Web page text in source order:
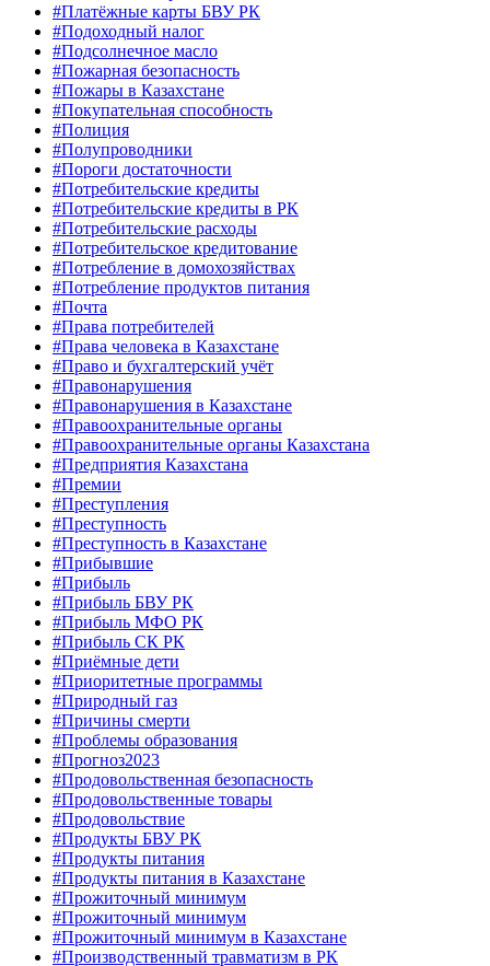
#Платёжные карты БВУ РК
#Подоходный налог
#Подсолнечное масло
#Пожарная безопасность
#Пожары в Казахстане
#Покупательная способность
#Полиция
#Полупроводники
#Пороги достаточности
#Потребительские кредиты
#Потребительские кредиты в РК
#Потребительские расходы
#Потребительское кредитование
#Потребление в домохозяйствах
#Потребление продуктов питания
#Почта
#Права потребителей
#Права человека в Казахстане
#Право и бухгалтерский учёт
#Правонарушения
#Правонарушения в Казахстане
#Правоохранительные органы
#Правоохранительные органы Казахстана
#Предприятия Казахстана
#Премии
#Преступления
#Преступность
#Преступность в Казахстане
#Прибывшие
#Прибыль
#Прибыль БВУ РК
#Прибыль МФО РК
#Прибыль СК РК
#Приёмные дети
#Приоритетные программы
#Природный газ
#Причины смерти
#Проблемы образования
#Прогноз2023
#Продовольственная безопасность
#Продовольственные товары
#Продовольствие
#Продукты БВУ РК
#Продукты питания
#Продукты питания в Казахстане
#Прожиточный минимум
#Прожиточный минимум
#Прожиточный минимум в Казахстане
#Производственный травматизм в РК